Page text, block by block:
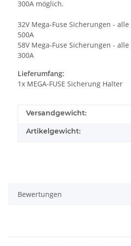
300A möglich.
32V Mega-Fuse Sicherungen -
500A
58V Mega-Fuse Sicherungen -
300A
Lieferumfang:
1x MEGA-FUSE Sicherung Halter
Versandgewicht:
Artikelgewicht:
Bewertungen